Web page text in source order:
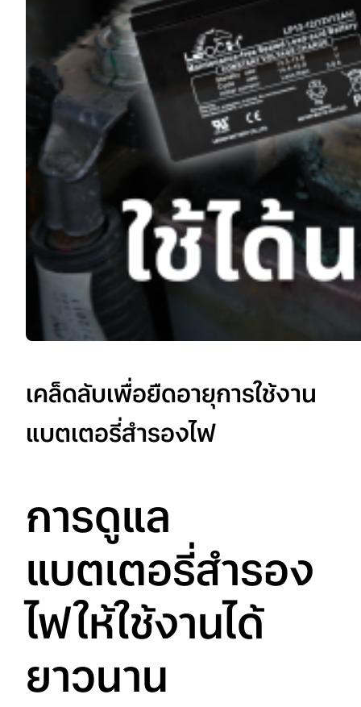
เคล็ดลับเพื่อยืดอายุการใช้งาน
แบตเตอรี่สำรองไฟ
การดูแล
แบตเตอรี่สำรอง
ไฟให้ใช้งานได้
ยาวนาน